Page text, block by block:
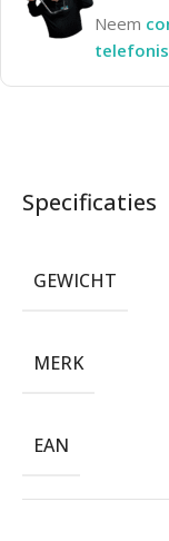
Neem
Specificaties
GEWICHT
MERK
EAN